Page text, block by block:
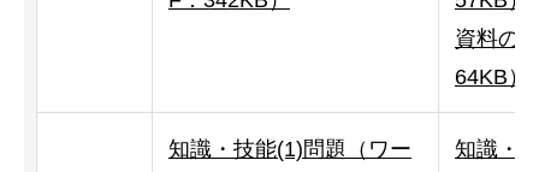
資料の
64KB）
知識・技能(1)問題（ワー
知識・